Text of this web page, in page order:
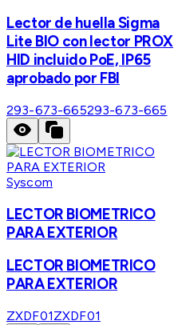
Lector de huella Sigma
Lite BIO con lector PROX
HID incluido PoE, IP65
aprobado por FBI
293-673-665293-673-665
Syscom
LECTOR BIOMETRICO
PARA EXTERIOR
LECTOR BIOMETRICO
PARA EXTERIOR
ZXDF01ZXDF01